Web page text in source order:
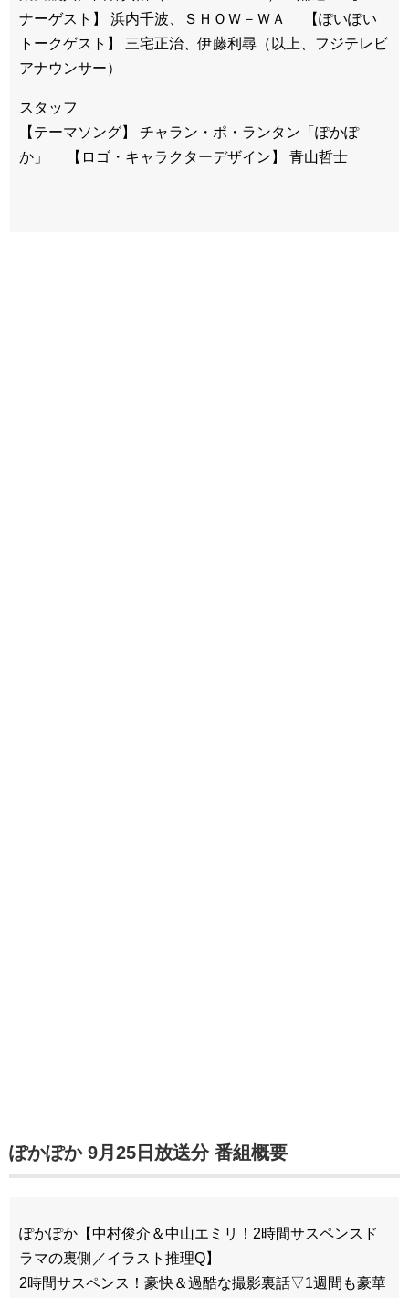
ナーゲスト】 浜内千波、ＳＨＯＷ－ＷＡ 【ぽいぽい
トークゲスト】 三宅正治、伊藤利尋（以上、フジテレビ
アナウンサー）
スタッフ
【テーマソング】 チャラン・ポ・ランタン「ぽかぽ
か」 【ロゴ・キャラクターデザイン】 青山哲士
ぽかぽか 9月25日放送分 番組概要
ぽかぽか【中村俊介＆中山エミリ！2時間サスペンスド
ラマの裏側／イラスト推理Q】
2時間サスペンス！豪快＆過酷な撮影裏話▽1週間も豪華